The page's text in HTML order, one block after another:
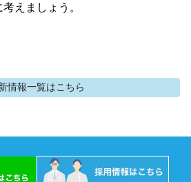
えましょう。
情報一覧はこちら